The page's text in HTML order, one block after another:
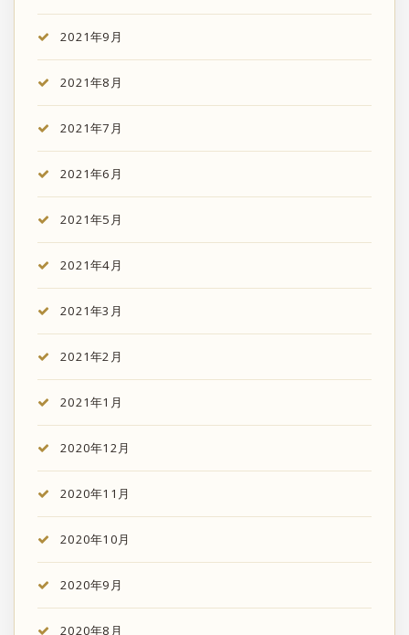
2021年9月
2021年8月
2021年7月
2021年6月
2021年5月
2021年4月
2021年3月
2021年2月
2021年1月
2020年12月
2020年11月
2020年10月
2020年9月
2020年8月